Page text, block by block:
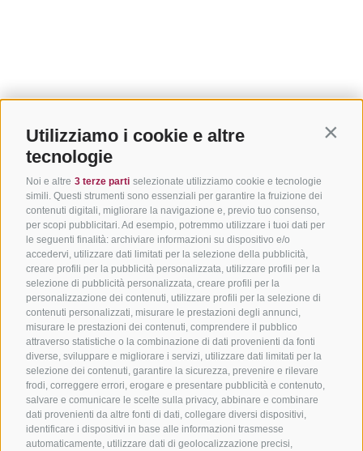
Utilizziamo i cookie e altre
tecnologie
Noi e altre 3 terze parti selezionate utilizziamo cookie e tecnologie
simili. Questi strumenti sono essenziali per garantire la fruizione dei
contenuti digitali, migliorare la navigazione e, previo tuo consenso,
per scopi pubblicitari. Ad esempio, potremmo utilizzare i tuoi dati per
le seguenti finalità: archiviare informazioni su dispositivo e/o
accedervi, utilizzare dati limitati per la selezione della pubblicità,
creare profili per la pubblicità personalizzata, utilizzare profili per la
selezione di pubblicità personalizzata, creare profili per la
personalizzazione dei contenuti, utilizzare profili per la selezione di
contenuti personalizzati, misurare le prestazioni degli annunci,
misurare le prestazioni dei contenuti, comprendere il pubblico
attraverso statistiche o la combinazione di dati provenienti da fonti
diverse, sviluppare e migliorare i servizi, utilizzare dati limitati per la
selezione dei contenuti, garantire la sicurezza, prevenire e rilevare
frodi, correggere errori, erogare e presentare pubblicità e contenuto,
salvare e comunicare le scelte sulla privacy, abbinare e combinare
dati provenienti da altre fonti di dati, collegare diversi dispositivi,
identificare i dispositivi in base alle informazioni trasmesse
automaticamente, utilizzare dati di geolocalizzazione precisi,